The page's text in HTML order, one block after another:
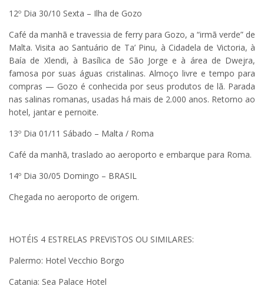
12º Dia 30/10 Sexta – Ilha de Gozo
Café da manhã e travessia de ferry para Gozo, a “irmã verde” de
Malta. Visita ao Santuário de Ta’ Pinu, à Cidadela de Victoria, à
Baía de Xlendi, à Basílica de São Jorge e à área de Dwejra,
famosa por suas águas cristalinas. Almoço livre e tempo para
compras — Gozo é conhecida por seus produtos de lã. Parada
nas salinas romanas, usadas há mais de 2.000 anos. Retorno ao
hotel, jantar e pernoite.
13º Dia 01/11 Sábado – Malta / Roma
Café da manhã, traslado ao aeroporto e embarque para Roma.
14º Dia 30/05 Domingo – BRASIL
Chegada no aeroporto de origem.
HOTÉIS 4 ESTRELAS PREVISTOS OU SIMILARES:
Palermo: Hotel Vecchio Borgo
Catania: Sea Palace Hotel